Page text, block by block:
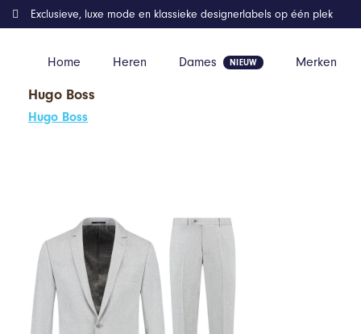
Home Heren Dames Merken
Exclusieve, luxe mode en klassieke designerlabels op één plek
Hugo Boss
Hugo Boss
Home Kleding